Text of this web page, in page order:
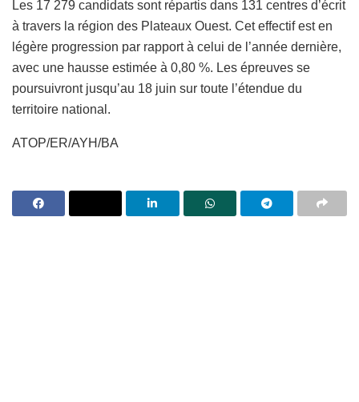
Les 17 279 candidats sont répartis dans 131 centres d’écrit
à travers la région des Plateaux Ouest. Cet effectif est en
légère progression par rapport à celui de l’année dernière,
avec une hausse estimée à 0,80 %. Les épreuves se
poursuivront jusqu’au 18 juin sur toute l’étendue du
territoire national.
ATOP/ER/AYH/BA